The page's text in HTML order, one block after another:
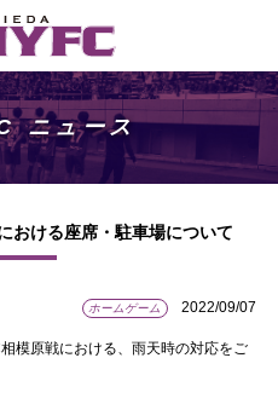
ニュース
おける座席・駐車場について
ホームゲーム 2022/09/07
模原戦における、雨天時の対応をご